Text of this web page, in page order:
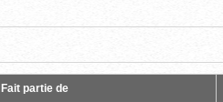
Fait partie de